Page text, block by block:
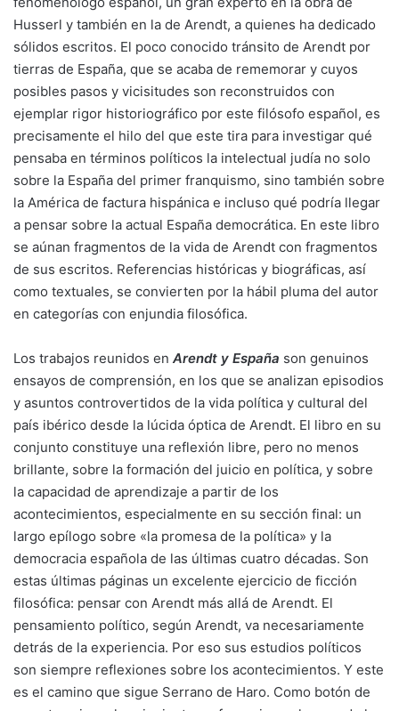
Husserl y también en la de Arendt, a quienes ha dedicado
sólidos escritos. El poco conocido tránsito de Arendt por
tierras de España, que se acaba de rememorar y cuyos
posibles pasos y vicisitudes son reconstruidos con
ejemplar rigor historiográfico por este filósofo español, es
precisamente el hilo del que este tira para investigar qué
pensaba en términos políticos la intelectual judía no solo
sobre la España del primer franquismo, sino también sobre
la América de factura hispánica e incluso qué podría llegar
a pensar sobre la actual España democrática. En este libro
se aúnan fragmentos de la vida de Arendt con fragmentos
de sus escritos. Referencias históricas y biográficas, así
como textuales, se convierten por la hábil pluma del autor
en categorías con enjundia filosófica.
Los trabajos reunidos en Arendt y España son genuinos
ensayos de comprensión, en los que se analizan episodios
y asuntos controvertidos de la vida política y cultural del
país ibérico desde la lúcida óptica de Arendt. El libro en su
conjunto constituye una reflexión libre, pero no menos
brillante, sobre la formación del juicio en política, y sobre
la capacidad de aprendizaje a partir de los
acontecimientos, especialmente en su sección final: un
largo epílogo sobre «la promesa de la política» y la
democracia española de las últimas cuatro décadas. Son
estas últimas páginas un excelente ejercicio de ficción
filosófica: pensar con Arendt más allá de Arendt. El
pensamiento político, según Arendt, va necesariamente
detrás de la experiencia. Por eso sus estudios políticos
son siempre reflexiones sobre los acontecimientos. Y este
es el camino que sigue Serrano de Haro. Como botón de